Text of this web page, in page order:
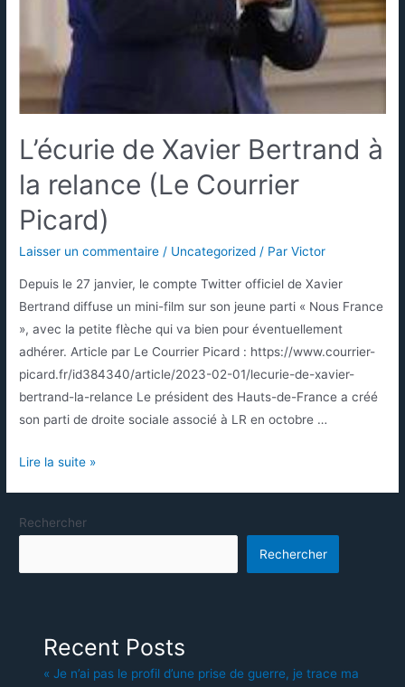
L’écurie de Xavier Bertrand à
la relance (Le Courrier
Picard)
Laisser un commentaire / Uncategorized / ParVictor
Depuis le 27 janvier, le compte Twitter officiel de Xavier
Bertrand diffuse un mini-film sur son jeune parti « Nous France
», avec la petite flèche qui va bien pour éventuellement
adhérer. Article par Le Courrier Picard : https://www.courrier-
picard.fr/id384340/article/2023-02-01/lecurie-de-xavier-
bertrand-la-relance Le président des Hauts-de-France a créé
son parti de droite sociale associé à LR en octobre …
Lire la suite »
Rechercher
Rechercher
Recent Posts
« Je n’ai pas le profil d’une prise de guerre, je trace ma